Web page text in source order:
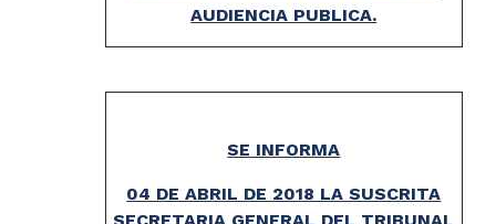
AUDIENCIA PUBLICA.
SE INFORMA
04 DE ABRIL DE 2018 LA SUSCRITA
SECRETARIA GENERAL DEL TRIBUNAL